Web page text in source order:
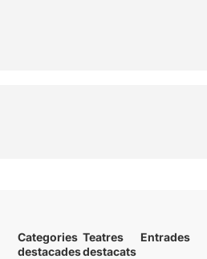
Categories
destacades
Teatres
destacats
Entrades